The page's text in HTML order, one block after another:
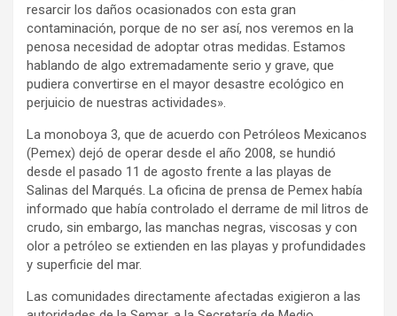
resarcir los daños ocasionados con esta gran
contaminación, porque de no ser así, nos veremos en la
penosa necesidad de adoptar otras medidas. Estamos
hablando de algo extremadamente serio y grave, que
pudiera convertirse en el mayor desastre ecológico en
perjuicio de nuestras actividades».
La monoboya 3, que de acuerdo con Petróleos Mexicanos
(Pemex) dejó de operar desde el año 2008, se hundió
desde el pasado 11 de agosto frente a las playas de
Salinas del Marqués. La oficina de prensa de Pemex había
informado que había controlado el derrame de mil litros de
crudo, sin embargo, las manchas negras, viscosas y con
olor a petróleo se extienden en las playas y profundidades
y superficie del mar.
Las comunidades directamente afectadas exigieron a las